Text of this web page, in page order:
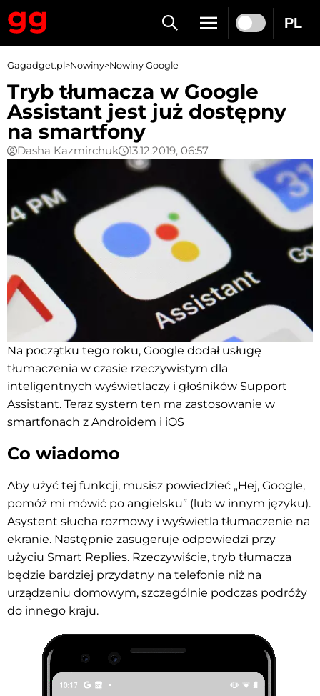
PL
Gagadget.pl>Nowiny>Nowiny Google
Tryb tłumacza w Google
Assistant jest już dostępny
na smartfony
Dasha Kazmirchuk 13.12.2019, 06:57
Na początku tego roku, Google dodał usługę
tłumaczenia w czasie rzeczywistym dla
inteligentnych wyświetlaczy i głośników Support
Assistant. Teraz system ten ma zastosowanie w
smartfonach z Androidem i iOS
Co wiadomo
Aby użyć tej funkcji, musisz powiedzieć „Hej, Google,
pomóż mi mówić po angielsku” (lub w innym języku).
Asystent słucha rozmowy i wyświetla tłumaczenie na
ekranie. Następnie zasugeruje odpowiedzi przy
użyciu Smart Replies. Rzeczywiście, tryb tłumacza
będzie bardziej przydatny na telefonie niż na
urządzeniu domowym, szczególnie podczas podróży
do innego kraju.